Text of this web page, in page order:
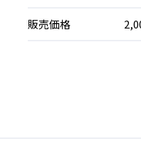
販売価格